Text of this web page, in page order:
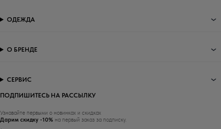
ПОДПИШИТЕСЬ НА РАССЫЛКУ
Узнавайте первыми о новинках и скидках
Дарим скидку -10% на первый заказ за подписку.
ОДЕЖДА
О БРЕНДЕ
СЕРВИС